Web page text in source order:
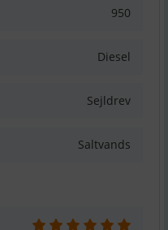
950
Diesel
Sejldrev
Saltvands